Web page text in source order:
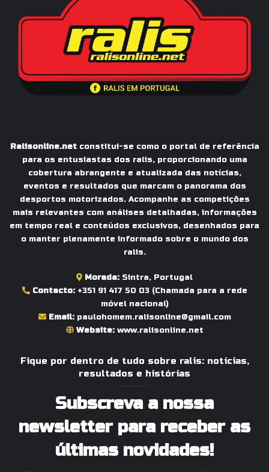
Ralisonline.netconstitui-se como o portal de referência
para os entusiastas dos ralis, proporcionando uma
cobertura abrangente e atualizada das notícias,
eventos e resultados que marcam o panorama dos
desportos motorizados. Acompanhe as competições
mais relevantes com análises detalhadas, informações
em tempo real e conteúdos exclusivos, desenhados para
o manter plenamente informado sobre o mundo dos
ralis.
Morada: Sintra, Portugal
Contacto: +351 91 417 50 03(Chamada para a rede
móvel nacional)
Email: paulohomem.ralisonline@gmail.com
Website: www.ralisonline.net
Fique por dentro de tudo sobre ralis: notícias,
resultados e histórias
Subscreva a nossa
newsletter para receber as
últimas novidades!